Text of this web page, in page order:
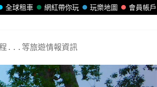
會員帳戶
玩樂地圖
網紅帶你玩
全球租車
程...等旅遊情報資訊